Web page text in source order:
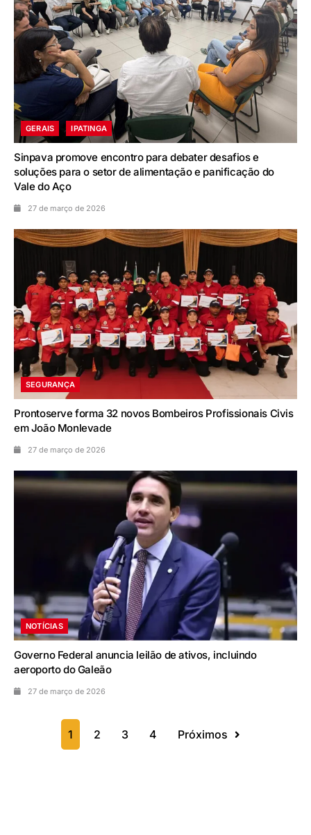
GERAIS IPATINGA
Sinpava promove encontro para debater desafios e
soluções para o setor de alimentação e panificação do
Vale do Aço
27 de março de 2026
SEGURANÇA
Prontoserve forma 32 novos Bombeiros Profissionais Civis
em João Monlevade
27 de março de 2026
NOTÍCIAS
Governo Federal anuncia leilão de ativos, incluindo
aeroporto do Galeão
27 de março de 2026
1 2 3 4 Próximos